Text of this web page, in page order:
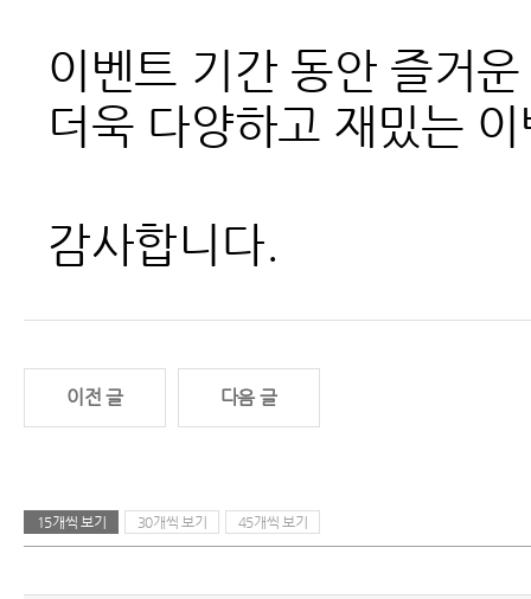
이벤트 기간 동안 즐거
더욱 다양하고 재밌는
감사합니다.
이전 글 다음 글
15개씩 보기 30개씩 보기 45개씩 보기